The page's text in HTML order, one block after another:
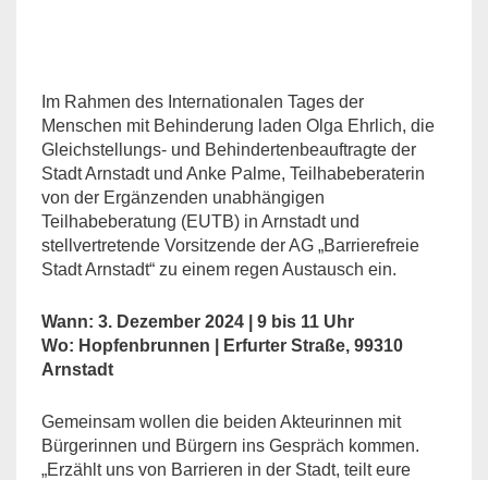
Im Rahmen des Internationalen Tages der
Menschen mit Behinderung laden Olga Ehrlich, die
Gleichstellungs- und Behindertenbeauftragte der
Stadt Arnstadt und Anke Palme, Teilhabeberaterin
von der Ergänzenden unabhängigen
Teilhabeberatung (EUTB) in Arnstadt und
stellvertretende Vorsitzende der AG „Barrierefreie
Stadt Arnstadt“ zu einem regen Austausch ein.
Wann: 3. Dezember 2024 | 9 bis 11 Uhr
Wo: Hopfenbrunnen | Erfurter Straße, 99310
Arnstadt
Gemeinsam wollen die beiden Akteurinnen mit
Bürgerinnen und Bürgern ins Gespräch kommen.
„Erzählt uns von Barrieren in der Stadt, teilt eure